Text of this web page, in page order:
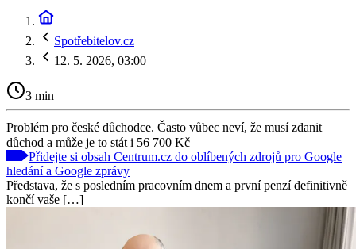
Spotřebitelov.cz
12. 5. 2026, 03:00
3 min
Problém pro české důchodce. Často vůbec neví, že musí zdanit
důchod a může je to stát i 56 700 Kč
Přidejte si obsah Centrum.cz do oblíbených zdrojů pro Google
hledání a Google zprávy
Představa, že s posledním pracovním dnem a první penzí definitivně
končí vaše […]